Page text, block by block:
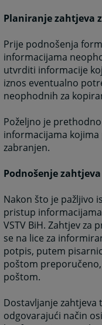
Planiranje zahtjeva
Prije podnošenja
informacijama
utvrditi informacije
iznos eventualno
neophodnih za
Poželjno je
informacijama
zabranjen.
Podnošenje
Nakon što je pažljivo
pristup
VSTV BiH. Zahtjev za
se na lice za
potpis, putem
poštom
poštom.
Dostavljanje zahtjeva
odgovarajući način